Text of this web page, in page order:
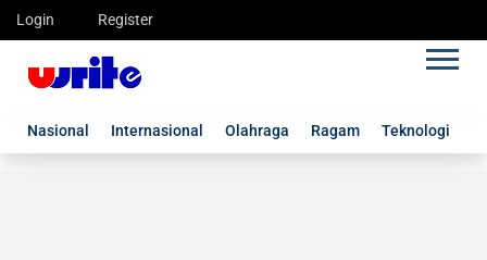
Login Register
Nasional Internasional Olahraga Ragam Teknologi